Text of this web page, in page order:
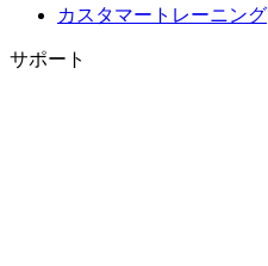
カスタマートレーニング
サポート